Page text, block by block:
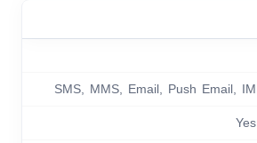
SMS, MMS, Email, Push Email, IM
Yes